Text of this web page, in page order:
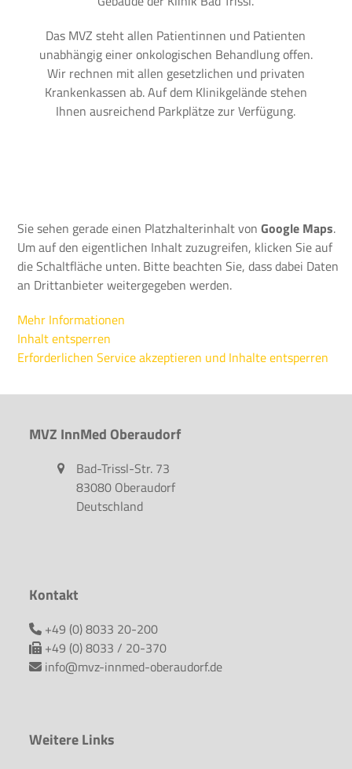
Das MVZ steht allen Patientinnen und Patienten
unabhängig einer onkologischen Behandlung offen.
Wir rechnen mit allen gesetzlichen und privaten
Krankenkassen ab. Auf dem Klinikgelände stehen
Ihnen ausreichend Parkplätze zur Verfügung.
Sie sehen gerade einen Platzhalterinhalt vonGoogle Maps.
Um auf den eigentlichen Inhalt zuzugreifen, klicken Sie auf
die Schaltfläche unten. Bitte beachten Sie, dass dabei Daten
an Drittanbieter weitergegeben werden.
Mehr Informationen
Inhalt entsperren
Erforderlichen Service akzeptieren und Inhalte entsperren
MVZ InnMed Oberaudorf
Bad-Trissl-Str. 73
83080 Oberaudorf
Deutschland
Kontakt
+49 (0) 8033 20-200
+49 (0) 8033 / 20-370
info@mvz-innmed-oberaudorf.de
Weitere Links